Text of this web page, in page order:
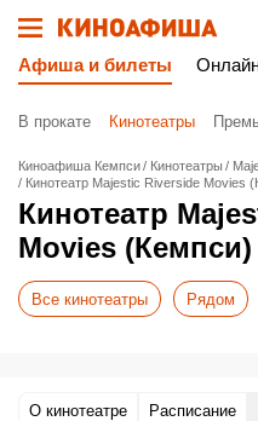
Афиша и билеты
В прокате Кинотеатры
Киноафиша Кемпси Кинотеатры
Кинотеатр Majestic Riverside Movies
Кинотеатр
Movies (Кемпси)
Все кинотеатры Рядом
О кинотеатре Расписание